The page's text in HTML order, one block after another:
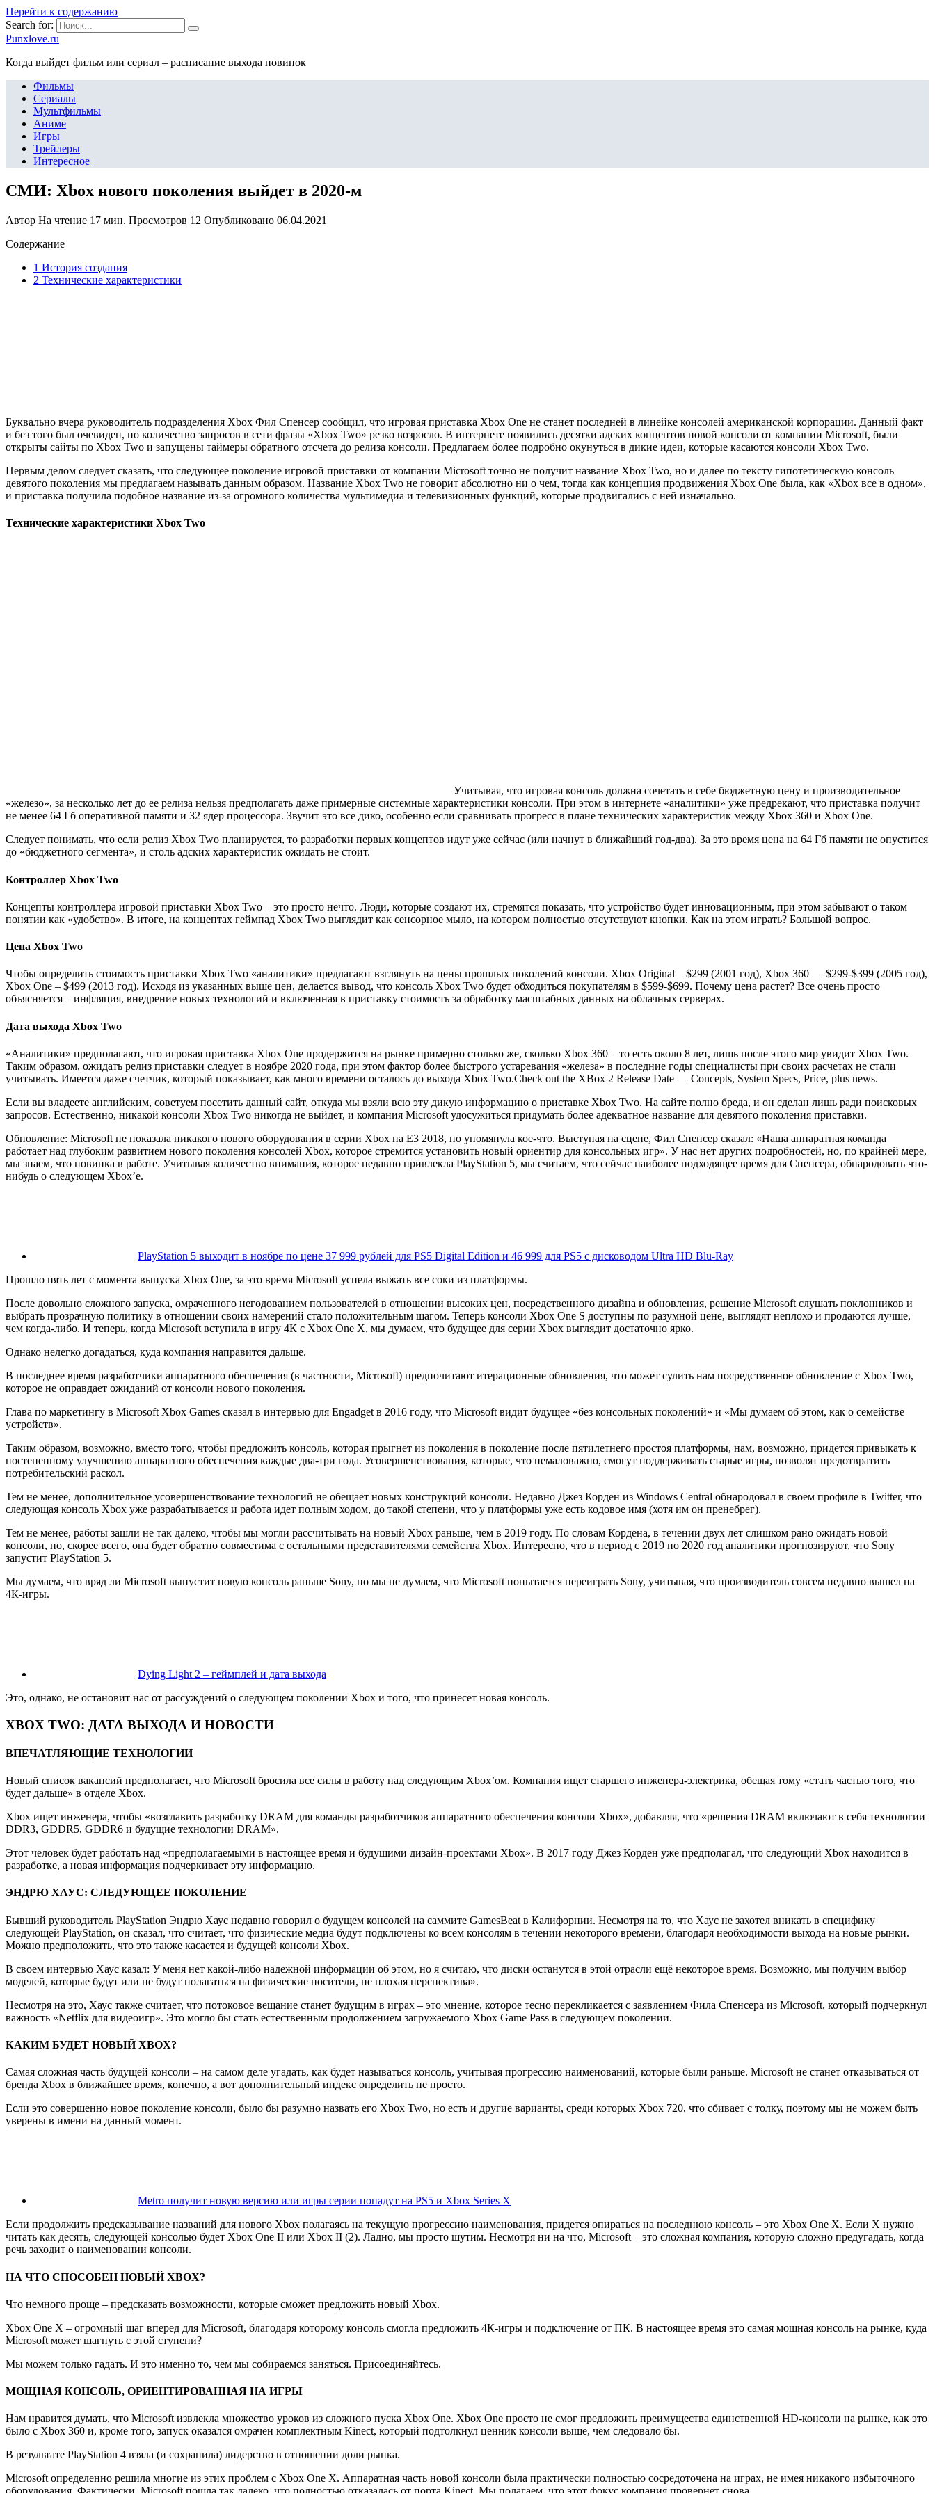
Перейти к содержанию
Search for:
Punxlove.ru
Когда выйдет фильм или сериал – расписание выхода новинок
Фильмы
Сериалы
Мультфильмы
Аниме
Игры
Трейлеры
Интересное
СМИ: Xbox нового поколения выйдет в 2020-м
Автор На чтение 17 мин. Просмотров 12 Опубликовано 06.04.2021
Содержание
1 История создания
2 Технические характеристики
Буквально вчера руководитель подразделения Xbox Фил Спенсер сообщил, что игровая приставка Xbox One не станет последней в линейке консолей американской корпорации. Данный факт
и без того был очевиден, но количество запросов в сети фразы «Xbox Two» резко возросло. В интернете появились десятки адских концептов новой консоли от компании Microsoft, были
открыты сайты по Xbox Two и запущены таймеры обратного отсчета до релиза консоли. Предлагаем более подробно окунуться в дикие идеи, которые касаются консоли Xbox Two.
Первым делом следует сказать, что следующее поколение игровой приставки от компании Microsoft точно не получит название Xbox Two, но и далее по тексту гипотетическую консоль
девятого поколения мы предлагаем называть данным образом. Название Xbox Two не говорит абсолютно ни о чем, тогда как концепция продвижения Xbox One была, как «Xbox все в одном»,
и приставка получила подобное название из-за огромного количества мультимедиа и телевизионных функций, которые продвигались с ней изначально.
Технические характеристики Xbox Two
Учитывая, что игровая консоль должна сочетать в себе бюджетную цену и производительное
«железо», за несколько лет до ее релиза нельзя предполагать даже примерные системные характеристики консоли. При этом в интернете «аналитики» уже предрекают, что приставка получит
не менее 64 Гб оперативной памяти и 32 ядер процессора. Звучит это все дико, особенно если сравнивать прогресс в плане технических характеристик между Xbox 360 и Xbox One.
Следует понимать, что если релиз Xbox Two планируется, то разработки первых концептов идут уже сейчас (или начнут в ближайший год-два). За это время цена на 64 Гб памяти не опустится
до «бюджетного сегмента», и столь адских характеристик ожидать не стоит.
Контроллер Xbox Two
Концепты контроллера игровой приставки Xbox Two – это просто нечто. Люди, которые создают их, стремятся показать, что устройство будет инновационным, при этом забывают о таком
понятии как «удобство». В итоге, на концептах геймпад Xbox Two выглядит как сенсорное мыло, на котором полностью отсутствуют кнопки. Как на этом играть? Большой вопрос.
Цена Xbox Two
Чтобы определить стоимость приставки Xbox Two «аналитики» предлагают взглянуть на цены прошлых поколений консоли. Xbox Original – $299 (2001 год), Xbox 360 — $299-$399 (2005 год),
Xbox One – $499 (2013 год). Исходя из указанных выше цен, делается вывод, что консоль Xbox Two будет обходиться покупателям в $599-$699. Почему цена растет? Все очень просто
объясняется – инфляция, внедрение новых технологий и включенная в приставку стоимость за обработку масштабных данных на облачных серверах.
Дата выхода Xbox Two
«Аналитики» предполагают, что игровая приставка Xbox One продержится на рынке примерно столько же, сколько Xbox 360 – то есть около 8 лет, лишь после этого мир увидит Xbox Two.
Таким образом, ожидать релиз приставки следует в ноябре 2020 года, при этом фактор более быстрого устаревания «железа» в последние годы специалисты при своих расчетах не стали
учитывать. Имеется даже счетчик, который показывает, как много времени осталось до выхода Xbox Two.Check out the XBox 2 Release Date — Concepts, System Specs, Price, plus news.
Если вы владеете английским, советуем посетить данный сайт, откуда мы взяли всю эту дикую информацию о приставке Xbox Two. На сайте полно бреда, и он сделан лишь ради поисковых
запросов. Естественно, никакой консоли Xbox Two никогда не выйдет, и компания Microsoft удосужиться придумать более адекватное название для девятого поколения приставки.
Обновление: Microsoft не показала никакого нового оборудования в серии Xbox на E3 2018, но упомянула кое-что. Выступая на сцене, Фил Спенсер сказал: «Наша аппаратная команда
работает над глубоким развитием нового поколения консолей Xbox, которое стремится установить новый ориентир для консольных игр». У нас нет других подробностей, но, по крайней мере,
мы знаем, что новинка в работе. Учитывая количество внимания, которое недавно привлекла PlayStation 5, мы считаем, что сейчас наиболее подходящее время для Спенсера, обнародовать что-
нибудь о следующем Xbox’е.
PlayStation 5 выходит в ноябре по цене 37 999 рублей для PS5 Digital Edition и 46 999 для PS5 с дисководом Ultra HD Blu-Ray
Прошло пять лет с момента выпуска Xbox One, за это время Microsoft успела выжать все соки из платформы.
После довольно сложного запуска, омраченного негодованием пользователей в отношении высоких цен, посредственного дизайна и обновления, решение Microsoft слушать поклонников и
выбрать прозрачную политику в отношении своих намерений стало положительным шагом. Теперь консоли Xbox One S доступны по разумной цене, выглядят неплохо и продаются лучше,
чем когда-либо. И теперь, когда Microsoft вступила в игру 4К с Xbox One X, мы думаем, что будущее для серии Xbox выглядит достаточно ярко.
Однако нелегко догадаться, куда компания направится дальше.
В последнее время разработчики аппаратного обеспечения (в частности, Microsoft) предпочитают итерационные обновления, что может сулить нам посредственное обновление с Xbox Two,
которое не оправдает ожиданий от консоли нового поколения.
Глава по маркетингу в Microsoft Xbox Games сказал в интервью для Engadget в 2016 году, что Microsoft видит будущее «без консольных поколений» и «Мы думаем об этом, как о семействе
устройств».
Таким образом, возможно, вместо того, чтобы предложить консоль, которая прыгнет из поколения в поколение после пятилетнего простоя платформы, нам, возможно, придется привыкать к
постепенному улучшению аппаратного обеспечения каждые два-три года. Усовершенствования, которые, что немаловажно, смогут поддерживать старые игры, позволят предотвратить
потребительский раскол.
Тем не менее, дополнительное усовершенствование технологий не обещает новых конструкций консоли. Недавно Джез Корден из Windows Central обнародовал в своем профиле в Twitter, что
следующая консоль Xbox уже разрабатывается и работа идет полным ходом, до такой степени, что у платформы уже есть кодовое имя (хотя им он пренебрег).
Тем не менее, работы зашли не так далеко, чтобы мы могли рассчитывать на новый Xbox раньше, чем в 2019 году. По словам Кордена, в течении двух лет слишком рано ожидать новой
консоли, но, скорее всего, она будет обратно совместима с остальными представителями семейства Xbox. Интересно, что в период с 2019 по 2020 год аналитики прогнозируют, что Sony
запустит PlayStation 5.
Мы думаем, что вряд ли Microsoft выпустит новую консоль раньше Sony, но мы не думаем, что Microsoft попытается переиграть Sony, учитывая, что производитель совсем недавно вышел на
4К-игры.
Dying Light 2 – геймплей и дата выхода
Это, однако, не остановит нас от рассуждений о следующем поколении Xbox и того, что принесет новая консоль.
XBOX TWO: ДАТА ВЫХОДА И НОВОСТИ
ВПЕЧАТЛЯЮЩИЕ ТЕХНОЛОГИИ
Новый список вакансий предполагает, что Microsoft бросила все силы в работу над следующим Xbox’ом. Компания ищет старшего инженера-электрика, обещая тому «стать частью того, что
будет дальше» в отделе Xbox.
Xbox ищет инженера, чтобы «возглавить разработку DRAM для команды разработчиков аппаратного обеспечения консоли Xbox», добавляя, что «решения DRAM включают в себя технологии
DDR3, GDDR5, GDDR6 и будущие технологии DRAM».
Этот человек будет работать над «предполагаемыми в настоящее время и будущими дизайн-проектами Xbox». В 2017 году Джез Корден уже предполагал, что следующий Xbox находится в
разработке, а новая информация подчеркивает эту информацию.
ЭНДРЮ ХАУС: СЛЕДУЮЩЕЕ ПОКОЛЕНИЕ
Бывший руководитель PlayStation Эндрю Хаус недавно говорил о будущем консолей на саммите GamesBeat в Калифорнии. Несмотря на то, что Хаус не захотел вникать в специфику
следующей PlayStation, он сказал, что считает, что физические медиа будут подключены ко всем консолям в течении некоторого времени, благодаря необходимости выхода на новые рынки.
Можно предположить, что это также касается и будущей консоли Xbox.
В своем интервью Хаус казал: У меня нет какой-либо надежной информации об этом, но я считаю, что диски останутся в этой отрасли ещё некоторое время. Возможно, мы получим выбор
моделей, которые будут или не будут полагаться на физические носители, не плохая перспектива».
Несмотря на это, Хаус также считает, что потоковое вещание станет будущим в играх – это мнение, которое тесно перекликается с заявлением Фила Спенсера из Microsoft, который подчеркнул
важность «Netflix для видеоигр». Это могло бы стать естественным продолжением загружаемого Xbox Game Pass в следующем поколении.
КАКИМ БУДЕТ НОВЫЙXBOX?
Самая сложная часть будущей консоли – на самом деле угадать, как будет называться консоль, учитывая прогрессию наименований, которые были раньше. Microsoft не станет отказываться от
бренда Xbox в ближайшее время, конечно, а вот дополнительный индекс определить не просто.
Если это совершенно новое поколение консоли, было бы разумно назвать его Xbox Two, но есть и другие варианты, среди которых Xbox 720, что сбивает с толку, поэтому мы не можем быть
уверены в имени на данный момент.
Metro получит новую версию или игры серии попадут на PS5 и Xbox Series X
Если продолжить предсказывание названий для нового Xbox полагаясь на текущую прогрессию наименования, придется опираться на последнюю консоль – это Xbox One X. Если X нужно
читать как десять, следующей консолью будет Xbox One II или Xbox II (2). Ладно, мы просто шутим. Несмотря ни на что, Microsoft – это сложная компания, которую сложно предугадать, когда
речь заходит о наименовании консоли.
НА ЧТО СПОСОБЕН НОВЫЙXBOX?
Что немного проще – предсказать возможности, которые сможет предложить новый Xbox.
Xbox One X – огромный шаг вперед для Microsoft, благодаря которому консоль смогла предложить 4К-игры и подключение от ПК. В настоящее время это самая мощная консоль на рынке, куда
Microsoft может шагнуть с этой ступени?
Мы можем только гадать. И это именно то, чем мы собираемся заняться. Присоединяйтесь.
МОЩНАЯ КОНСОЛЬ, ОРИЕНТИРОВАННАЯ НА ИГРЫ
Нам нравится думать, что Microsoft извлекла множество уроков из сложного пуска Xbox One. Xbox One просто не смог предложить преимущества единственной HD-консоли на рынке, как это
было с Xbox 360 и, кроме того, запуск оказался омрачен комплектным Kinect, который подтолкнул ценник консоли выше, чем следовало бы.
В результате PlayStation 4 взяла (и сохранила) лидерство в отношении доли рынка.
Microsoft определенно решила многие из этих проблем с Xbox One X. Аппаратная часть новой консоли была практически полностью сосредоточена на играх, не имея никакого избыточного